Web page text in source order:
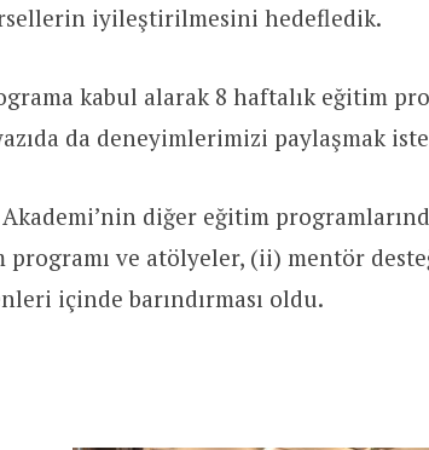
iyileştirilmesini hedefledik.
kabul alarak 8 haftalık eğitim
da deneyimlerimizi paylaşmak
Akademi’nin diğer eğitim
programı ve atölyeler, (ii) mentör
içinde barındırması oldu.